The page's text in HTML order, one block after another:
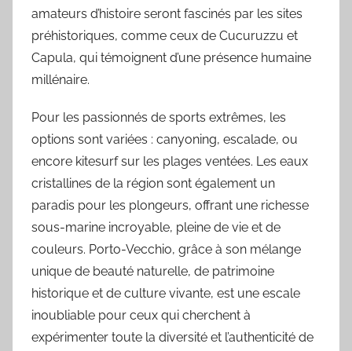
amateurs d’histoire seront fascinés par les sites
préhistoriques, comme ceux de Cucuruzzu et
Capula, qui témoignent d’une présence humaine
millénaire.
Pour les passionnés de sports extrêmes, les
options sont variées : canyoning, escalade, ou
encore kitesurf sur les plages ventées. Les eaux
cristallines de la région sont également un
paradis pour les plongeurs, offrant une richesse
sous-marine incroyable, pleine de vie et de
couleurs. Porto-Vecchio, grâce à son mélange
unique de beauté naturelle, de patrimoine
historique et de culture vivante, est une escale
inoubliable pour ceux qui cherchent à
expérimenter toute la diversité et l’authenticité de